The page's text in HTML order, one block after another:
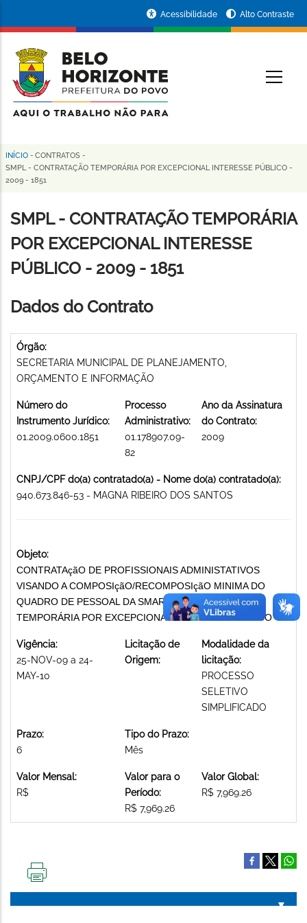
conteúdo
principal
da
Prefeitura
de
Horizonte
Acessibilidade Alto Contraste
Trilha
de
navegação
INÍCIO - CONTRATOS -
SMPL - CONTRATAÇÃO TEMPORÁRIA POR EXCEPCIONAL INTERESSE PÚBLICO -
2009 - 1851
SMPL - CONTRATAÇÃO TEMPORÁRIA
POR EXCEPCIONAL INTERESSE
PÚBLICO - 2009 - 1851
Dados do Contrato
Órgão:
SECRETARIA MUNICIPAL DE PLANEJAMENTO,
ORÇAMENTO E INFORMAÇÃO
Número do
Instrumento Jurídico:
01.2009.0600.1851
Processo
Administrativo:
01.178907.09-
82
Ano da Assinatura
do Contrato:
2009
CNPJ/CPF do(a) contratado(a) - Nome do(a) contratado(a):
940.673.846-53 - MAGNA RIBEIRO DOS SANTOS
Objeto:
CONTRATAçãO DE PROFISSIONAIS ADMINISTATIVOS
VISANDO A COMPOSIçãO/RECOMPOSIçãO MINIMA DO
QUADRO DE PESSOAL DA SMARH CONTRATAÇÃO
TEMPORÁRIA POR EXCEPCIONAL INTERESSE PÚBLICO
Vigência:
25-NOV-09 a 24-
MAY-10
Licitação de
Origem:
Modalidade da
licitação:
PROCESSO
SELETIVO
SIMPLIFICADO
Prazo:
6
Tipo do Prazo:
Mês
Valor Mensal:
R$
Valor para o
Período:
R$ 7,969.26
Valor Global:
R$ 7,969.26
PÁGINA